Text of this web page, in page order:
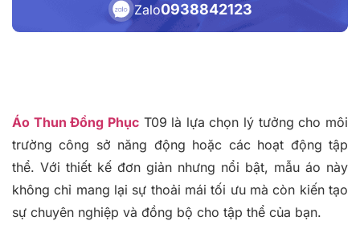
Zalo0938842123
Áo Thun Đồng PhụcT09 là lựa chọn lý tưởng cho môi
trường công sở năng động hoặc các hoạt động tập
thể. Với thiết kế đơn giản nhưng nổi bật, mẫu áo này
không chỉ mang lại sự thoải mái tối ưu mà còn kiến tạo
sự chuyên nghiệp và đồng bộ cho tập thể của bạn.